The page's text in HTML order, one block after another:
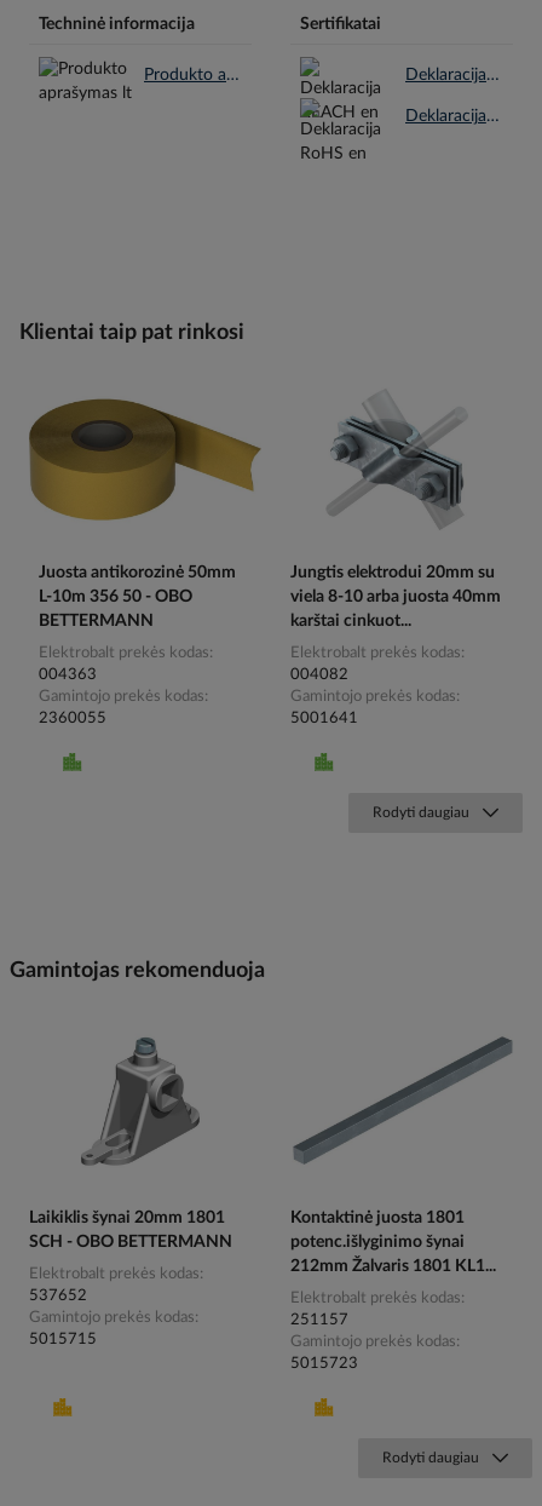
Techninė informacija
Produkto aprašymas lt.pdf
Sertifikatai
Deklaracija REACH en.pdf
Deklaracija RoHS en.pdf
Klientai taip pat rinkosi
Juosta antikorozinė 50mm
L-10m 356 50 - OBO
BETTERMANN
Elektrobalt prekės kodas
004363
Gamintojo prekės kodas
2360055
Jungtis elektrodui 20mm su
viela 8-10 arba juosta 40mm
karštai cinkuot...
Elektrobalt prekės kodas
004082
Gamintojo prekės kodas
5001641
Rodyti daugiau
Gamintojas rekomenduoja
Laikiklis šynai 20mm 1801
SCH - OBO BETTERMANN
Elektrobalt prekės kodas
537652
Gamintojo prekės kodas
5015715
Kontaktinė juosta 1801
potenc.išlyginimo šynai
212mm Žalvaris 1801 KL1...
Elektrobalt prekės kodas
251157
Gamintojo prekės kodas
5015723
Rodyti daugiau